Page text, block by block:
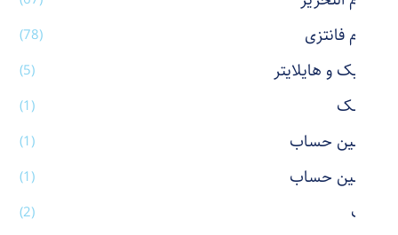
لوازم فانتزی (78)
ماژیک و هایلایتر (5)
ماسک (1)
ماشین حساب (1)
ماشین حساب (1)
ماگ (2)